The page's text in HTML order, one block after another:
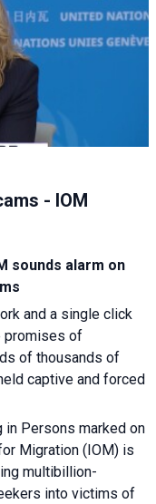
- IOM
sounds alarm on
and a single click
promises of
of thousands of
captive and forced
in Persons marked on
Migration (IOM) is
multibillion-
into victims of